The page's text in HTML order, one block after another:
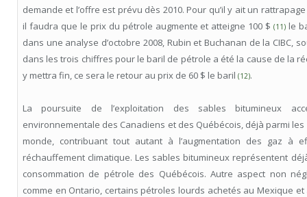
demande et l’offre est prévu dès 2010. Pour qu’il y ait un
il faudra que le prix du pétrole augmente et atteigne 100 $(11) le
dans une analyse d’octobre 2008, Rubin et Buchanan de la CIBC,
dans les trois chiffres pour le baril de pétrole a été la cause de la
y mettra fin, ce sera le retour au prix de 60 $ le baril (12).
La poursuite de l’exploitation des sables bitumineux
environnementale des Canadiens et des Québécois, déjà parmi
monde, contribuant tout autant à l’augmentation des gaz à
réchauffement climatique. Les sables bitumineux représentent
consommation de pétrole des Québécois. Autre aspect non
comme en Ontario, certains pétroles lourds achetés au Mexique